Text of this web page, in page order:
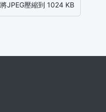
將JPEG壓縮到 1024 KB